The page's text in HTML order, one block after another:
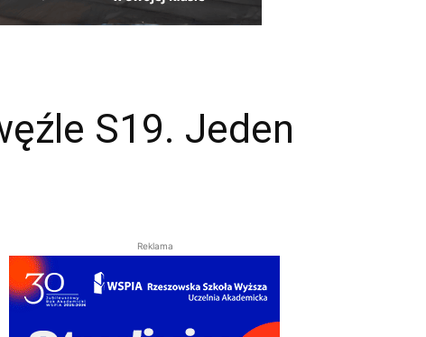
S19. Jeden
Reklama